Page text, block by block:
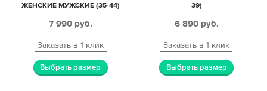
ЖЕНСКИЕ МУЖСКИЕ (35-44)
7 990 руб.
Заказать в 1 клик
Выбрать размер
39)
6 890 руб.
Заказать в 1 клик
Выбрать размер